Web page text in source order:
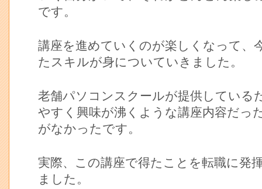
です。
講座を進めていくのが楽しくなって、
たスキルが身についていきました。
老舗パソコンスクールが提供している
やすく興味が沸くような講座内容だっ
がなかったです。
実際、この講座で得たことを転職に発
ました。